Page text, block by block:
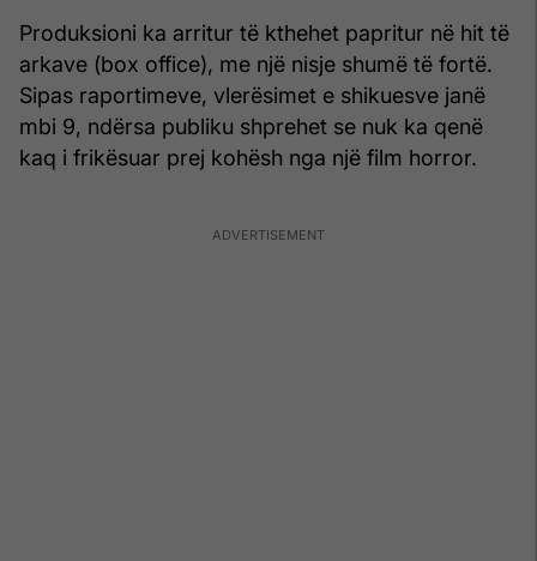
Produksioni ka arritur të kthehet papritur në hit të
arkave (box office), me një nisje shumë të fortë.
Sipas raportimeve, vlerësimet e shikuesve janë
mbi 9, ndërsa publiku shprehet se nuk ka qenë
kaq i frikësuar prej kohësh nga një film horror.